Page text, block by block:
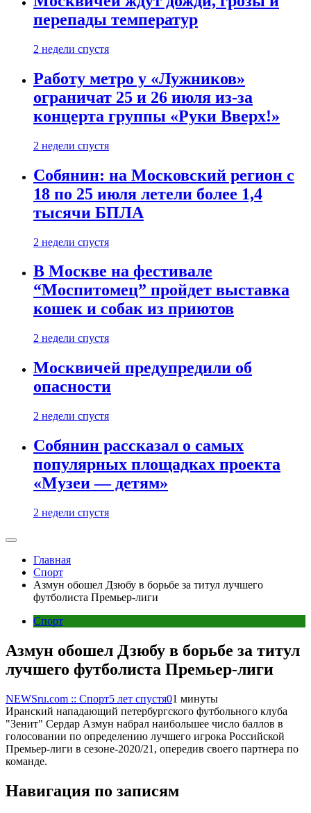
перепады температур
2 недели спустя
Работу метро у «Лужников»
ограничат 25 и 26 июля из-за
концерта группы «Руки Вверх!»
2 недели спустя
Собянин: на Московский регион с
18 по 25 июля летели более 1,4
тысячи БПЛА
2 недели спустя
В Москве на фестивале
“Моспитомец” пройдет выставка
кошек и собак из приютов
2 недели спустя
Москвичей предупредили об
опасности
2 недели спустя
Собянин рассказал о самых
популярных площадках проекта
«Музеи — детям»
2 недели спустя
Главная
Спорт
Азмун обошел Дзюбу в борьбе за титул лучшего
футболиста Премьер-лиги
Спорт
Азмун обошел Дзюбу в борьбе за титул
лучшего футболиста Премьер-лиги
NEWSru.com :: Спорт5 лет спустя01 минуты
Иранский нападающий петербургского футбольного клуба
"Зенит" Сердар Азмун набрал наибольшее число баллов в
голосовании по определению лучшего игрока Российской
Премьер-лиги в сезоне-2020/21, опередив своего партнера по
команде.
Навигация по записям